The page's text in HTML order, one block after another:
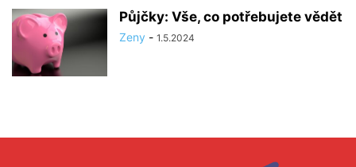
Půjčky: Vše, co potřebujete vědět
Zeny - 1.5.2024